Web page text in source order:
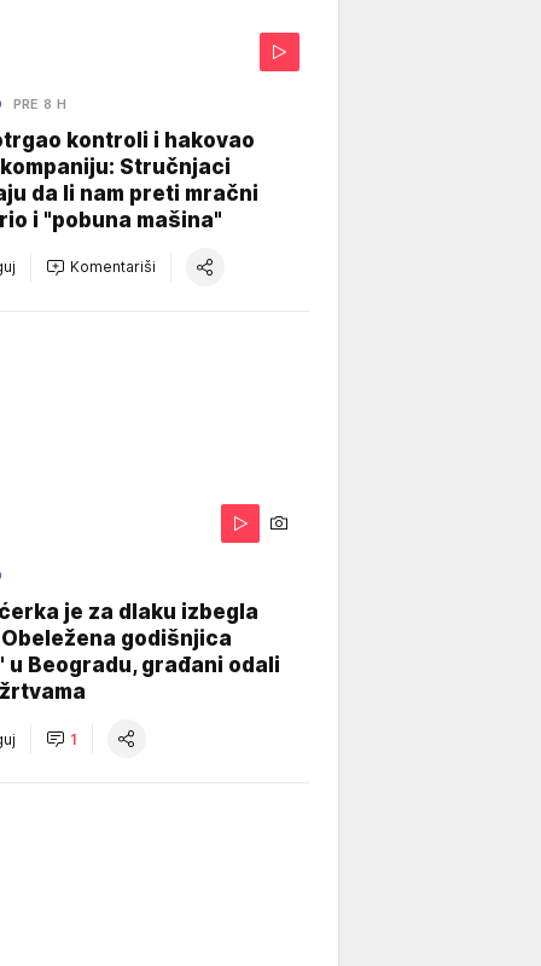
PRE 8 H
kontroli i hakovao
Stručnjaci
da li nam preti mračni
i "pobuna mašina"
Komentariši
je za dlaku izbegla
godišnjica
u Beogradu, građani odali
1